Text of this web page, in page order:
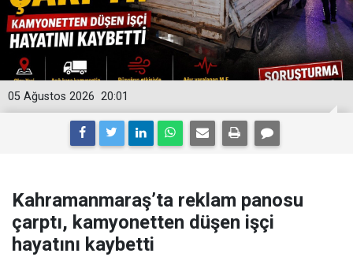
20:01
05 Ağustos 2026
Kahramanmaraş’ta reklam panosu
çarptı, kamyonetten düşen işçi
hayatını kaybetti